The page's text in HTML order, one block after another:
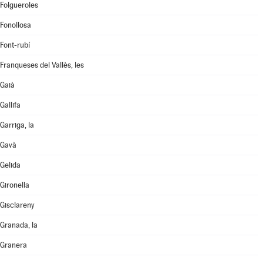
Folgueroles
Fonollosa
Font-rubí
Franqueses del Vallès, les
Gaià
Gallifa
Garriga, la
Gavà
Gelida
Gironella
Gisclareny
Granada, la
Granera